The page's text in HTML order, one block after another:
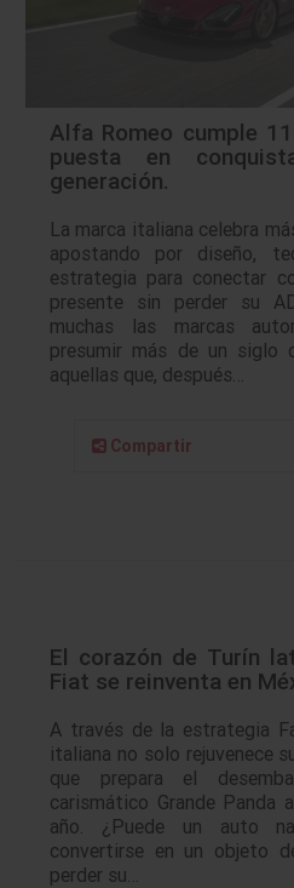
Alfa Romeo cumple
puesta en
generación.
La marca italiana celebra
apostando por diseño,
estrategia para conectar
presente sin perder su
muchas las marcas
presumir más de un siglo
aquellas que, después…
Compartir
El corazón de Turín
Fiat se reinventa en
A través de la estrategia
italiana no solo rejuvenece
que prepara el
carismático Grande Panda
año. ¿Puede un auto
convertirse en un objeto
perder su…